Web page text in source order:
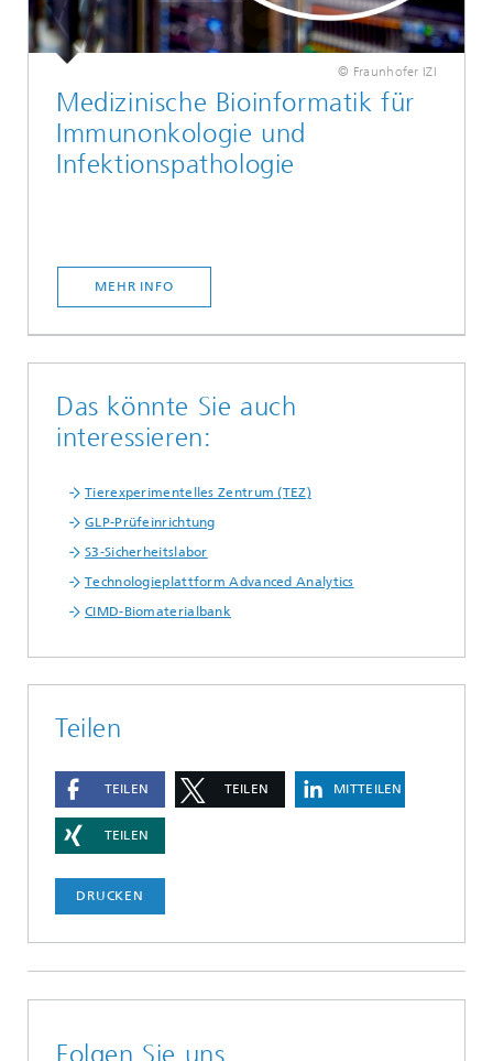
© Fraunhofer IZI
Medizinische Bioinformatik für
Immunonkologie und
Infektionspathologie
MEHR INFO
Das könnte Sie auch
interessieren:
Tierexperimentelles Zentrum (TEZ)
GLP-Prüfeinrichtung
S3-Sicherheitslabor
Technologieplattform Advanced Analytics
CIMD-Biomaterialbank
Teilen
TEILEN TEILEN MITTEILEN
TEILEN
DRUCKEN
Folgen Sie uns